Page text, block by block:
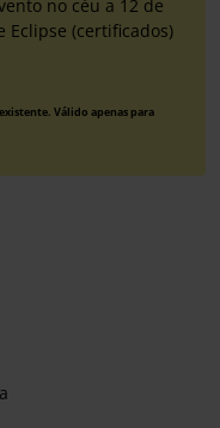
no céu a 12 de
Eclipse (certificados)
Válido apenas para